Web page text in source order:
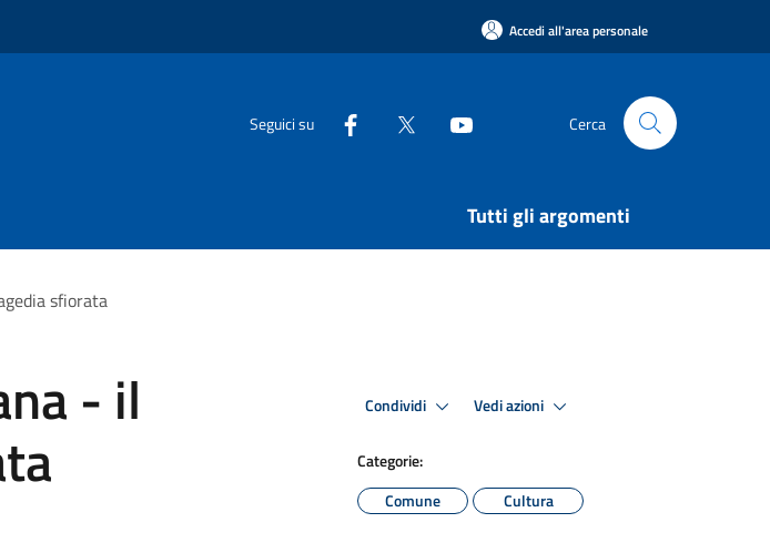
Accedi all'area personale
Seguici su Cerca
Tutti gli argomenti
sfiorata
- il Condividi Vedi azioni
Categorie:
Comune
Cultura